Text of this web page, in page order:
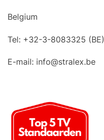
Belgium
Tel: +32-3-8083325 (BE)
E-mail: info@stralex.be